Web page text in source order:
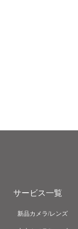
サービス一覧
新品カメラ/レンズ